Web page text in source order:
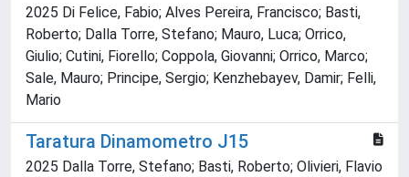
2025 Di Felice, Fabio; Alves Pereira, Francisco; Basti,
Roberto; Dalla Torre, Stefano; Mauro, Luca; Orrico,
Giulio; Cutini, Fiorello; Coppola, Giovanni; Orrico, Marco;
Sale, Mauro; Principe, Sergio; Kenzhebayev, Damir; Felli,
Mario
Taratura Dinamometro J15
2025 Dalla Torre, Stefano; Basti, Roberto; Olivieri, Flavio